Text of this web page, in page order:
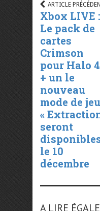
ARTICLE
Xbox LIVE :
Le pack de
cartes
Crimson
pour Halo 4
+ un le
nouveau
mode de jeu
«
seront
le 10
décembre
A LIRE